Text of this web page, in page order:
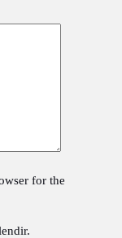
for the